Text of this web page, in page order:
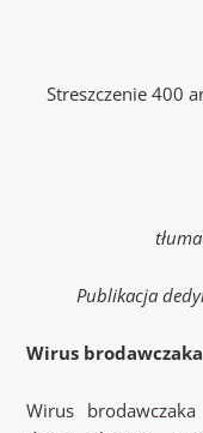
Streszczenie 400
Publikacja
Wirus
Wirus